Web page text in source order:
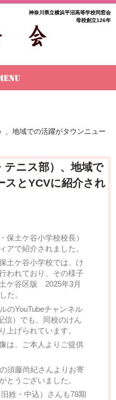
神奈川県立横浜平沼高等学校同窓会
母校創立126年
、地域での活躍がタウンニュー
テニス部）、地域で
スとYCVに紹介され
保土ケ谷小学校校長）
アで紹介されました。
土ケ谷小学校では、け
われており、その様子
ケ谷区版 2025年3月
た。
のYouTubeチャンネル
信）でも、同校のけん
上げられています。
は、ご本人よりご提供
須藤尚紀さんよりお寄
とうございました。
姓・中込）さんも78期